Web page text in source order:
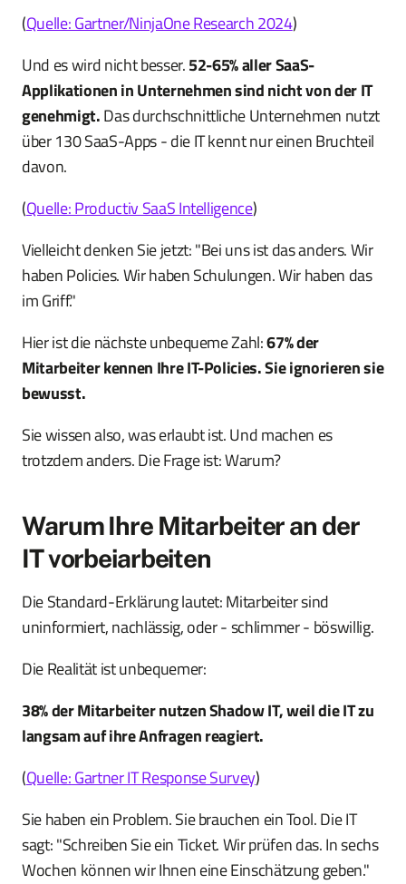
(Quelle: Gartner/NinjaOne Research 2024)
Und es wird nicht besser.52-65% aller SaaS-
Applikationen in Unternehmen sind nicht von der IT
genehmigt.Das durchschnittliche Unternehmen nutzt
über 130 SaaS-Apps - die IT kennt nur einen Bruchteil
davon.
(Quelle: Productiv SaaS Intelligence)
Vielleicht denken Sie jetzt: "Bei uns ist das anders. Wir
haben Policies. Wir haben Schulungen. Wir haben das
im Griff."
Hier ist die nächste unbequeme Zahl:67% der
Mitarbeiter kennen Ihre IT-Policies. Sie ignorieren sie
bewusst.
Sie wissen also, was erlaubt ist. Und machen es
trotzdem anders. Die Frage ist: Warum?
Warum Ihre Mitarbeiter an der
IT vorbeiarbeiten
Die Standard-Erklärung lautet: Mitarbeiter sind
uninformiert, nachlässig, oder - schlimmer - böswillig.
Die Realität ist unbequemer:
38% der Mitarbeiter nutzen Shadow IT, weil die IT zu
langsam auf ihre Anfragen reagiert.
(Quelle: Gartner IT Response Survey)
Sie haben ein Problem. Sie brauchen ein Tool. Die IT
sagt: "Schreiben Sie ein Ticket. Wir prüfen das. In sechs
Wochen können wir Ihnen eine Einschätzung geben."